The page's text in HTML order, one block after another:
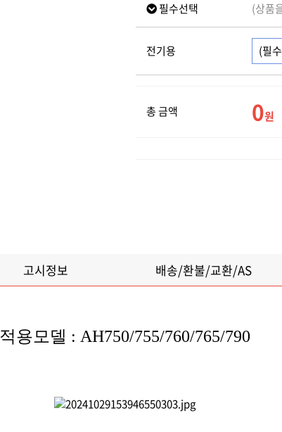
필수선택 (상품
전기용
총 금액 0원
고시정보 배송/환불/교환/AS
적용모델 : AH750/755/760/765/790